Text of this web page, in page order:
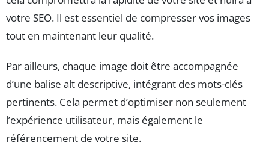
votre SEO. Il est essentiel de compresser vos images
tout en maintenant leur qualité.
Par ailleurs, chaque image doit être accompagnée
d’une balise alt descriptive, intégrant des mots-clés
pertinents. Cela permet d’optimiser non seulement
l’expérience utilisateur, mais également le
référencement de votre site.